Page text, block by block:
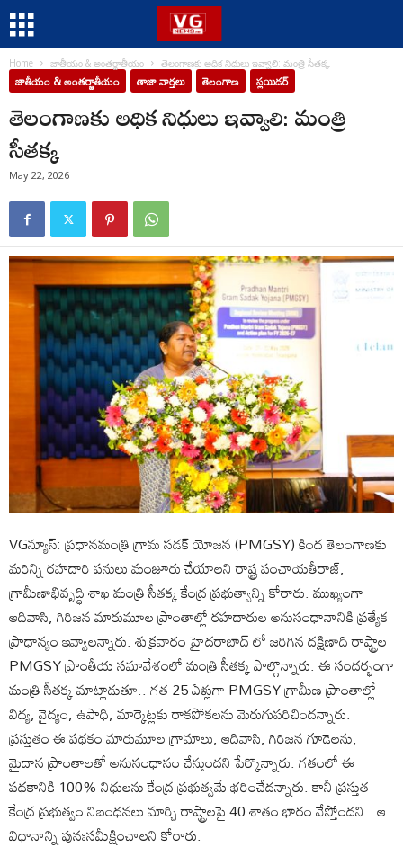
Home జాతీయం & అంతర్జాతీయం తెలంగాణకు అధిక నిధులు ఇవ్వాలి: మంత్రి సీతక్క
జాతీయం & అంతర్జాతీయం తాజా వార్తలు తెలంగాణ స్లయిడర్
తెలంగాణకు అధిక నిధులు ఇవ్వాలి: మంత్రి
సీతక్క
May 22, 2026
VGన్యూస్: ప్రధానమంత్రి గ్రామ సడక్ యోజన (PMGSY) కింద తెలంగాణకు
మరిన్ని రహదారి పనులు మంజూరు చేయాలని రాష్ట్ర పంచాయతీరాజ్,
గ్రామీణాభివృద్ధి శాఖ మంత్రి సీతక్క కేంద్ర ప్రభుత్వాన్ని కోరారు. ముఖ్యంగా
ఆదివాసి, గిరిజన మారుమూల ప్రాంతాల్లో రహదారుల అనుసంధానానికి ప్రత్యేక
ప్రాధాన్యం ఇవ్వాలన్నారు. శుక్రవారం హైదరాబాద్ లో జరిగిన దక్షిణాది రాష్ట్రాల
PMGSY ప్రాంతీయ సమావేశంలో మంత్రి సీతక్క పాల్గొన్నారు. ఈ సందర్భంగా
మంత్రి సీతక్క మాట్లాడుతూ.. గత 25 ఏళ్లుగా PMGSY గ్రామీణ ప్రాంతాల్లో
విద్య, వైద్యం, ఉపాధి, మార్కెట్లకు రాకపోకలను మెరుగుపరిచిందన్నారు.
ప్రస్తుతం ఈ పథకం మారుమూల గ్రామాలు, ఆదివాసి, గిరిజన గూడెలను,
మైదాన ప్రాంతాలతో అనుసంధానం చేస్తుందని పేర్కొన్నారు. గతంలో ఈ
పథకానికి 100% నిధులను కేంద్ర ప్రభుత్వమే భరించేదన్నారు. కానీ ప్రస్తుత
కేంద్ర ప్రభుత్వం నిబంధనలు మార్చి రాష్ట్రాలపై 40 శాతం భారం వేస్తోందని.. ఆ
విధానాన్ని పునఃసమీక్షించాలని కోరారు.